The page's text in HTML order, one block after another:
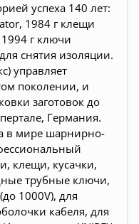
успеха 140 лет:
1984 г клещи
1994 г ключи
снятия изоляции.
управляет
поколении, и
заготовок до
Германия.
в мире шарнирно-
клещи, кусачки,
трубные ключи,
1000V), для
кабеля, для